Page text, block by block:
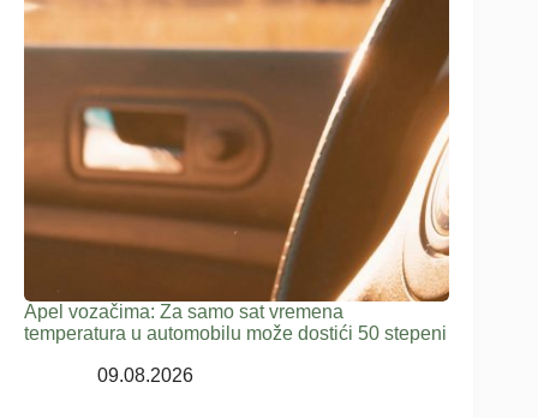
Apel vozačima: Za samo sat vremena
temperatura u automobilu može dostići 50 stepeni
09.08.2026